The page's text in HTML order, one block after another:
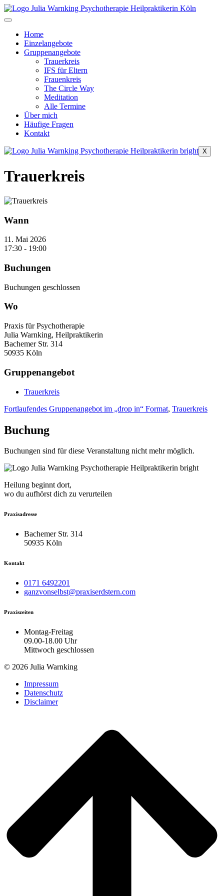
Zum
Inhalt
Home
Einzelangebote
Gruppenangebote
Trauerkreis
IFS für Eltern
Frauenkreis
The Circle Way
Meditation
Alle Termine
Über mich
Häufige Fragen
Kontakt
X
Trauerkreis
Wann
11. Mai 2026
17:30 - 19:00
Buchungen
Buchungen geschlossen
Wo
Praxis für Psychotherapie
Julia Warnking, Heilpraktikerin
Bachemer Str. 314
50935 Köln
Gruppenangebot
Trauerkreis
Fortlaufendes Gruppenangebot im „drop in“ Format, Trauerkreis
Buchung
Buchungen sind für diese Veranstaltung nicht mehr möglich.
Heilung beginnt dort,
wo du aufhörst dich zu verurteilen
Praxisadresse
Bachemer Str. 314
50935 Köln
Kontakt
0171 6492201
ganzvonselbst@praxiserdstern.com
Praxiszeiten
Montag-Freitag
09.00-18.00 Uhr
Mittwoch geschlossen
© 2026 Julia Warnking
Impressum
Datenschutz
Disclaimer